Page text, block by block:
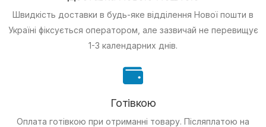
Швидкість доставки в будь-яке відділення Нової пошти в
Україні фіксується оператором, але зазвичай не перевищує
1-3 календарних днів.
Готівкою
Оплата готівкою при отриманні товару. Післяплатою на